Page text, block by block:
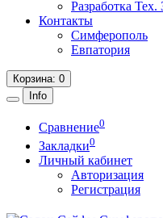
Разработка
Контакты
Симферополь
Евпатория
Корзина: 0
Info
Сравнение0
Закладки0
Личный кабинет
Авторизация
Регистрация